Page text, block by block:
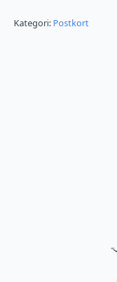
Kategori: Postkort